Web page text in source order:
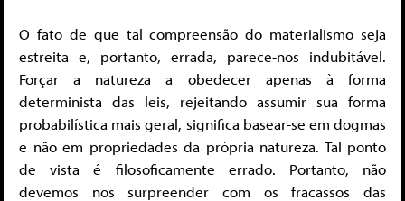
O fato de que tal compreensão do materialismo seja
estreita e, portanto, errada, parece-nos indubitável.
Forçar a natureza a obedecer apenas à forma
determinista das leis, rejeitando assumir sua forma
probabilística mais geral, significa basear-se em dogmas
e não em propriedades da própria natureza. Tal ponto
de vista é filosoficamente errado. Portanto, não
devemos nos surpreender com os fracassos das